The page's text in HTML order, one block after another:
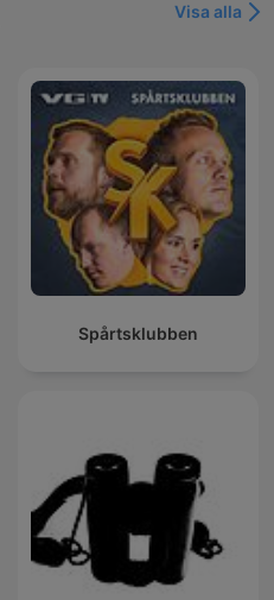
Visa alla
Spårtsklubben